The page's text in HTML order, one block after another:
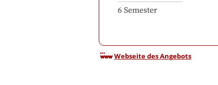
6 Semester
Webseite des Angebots